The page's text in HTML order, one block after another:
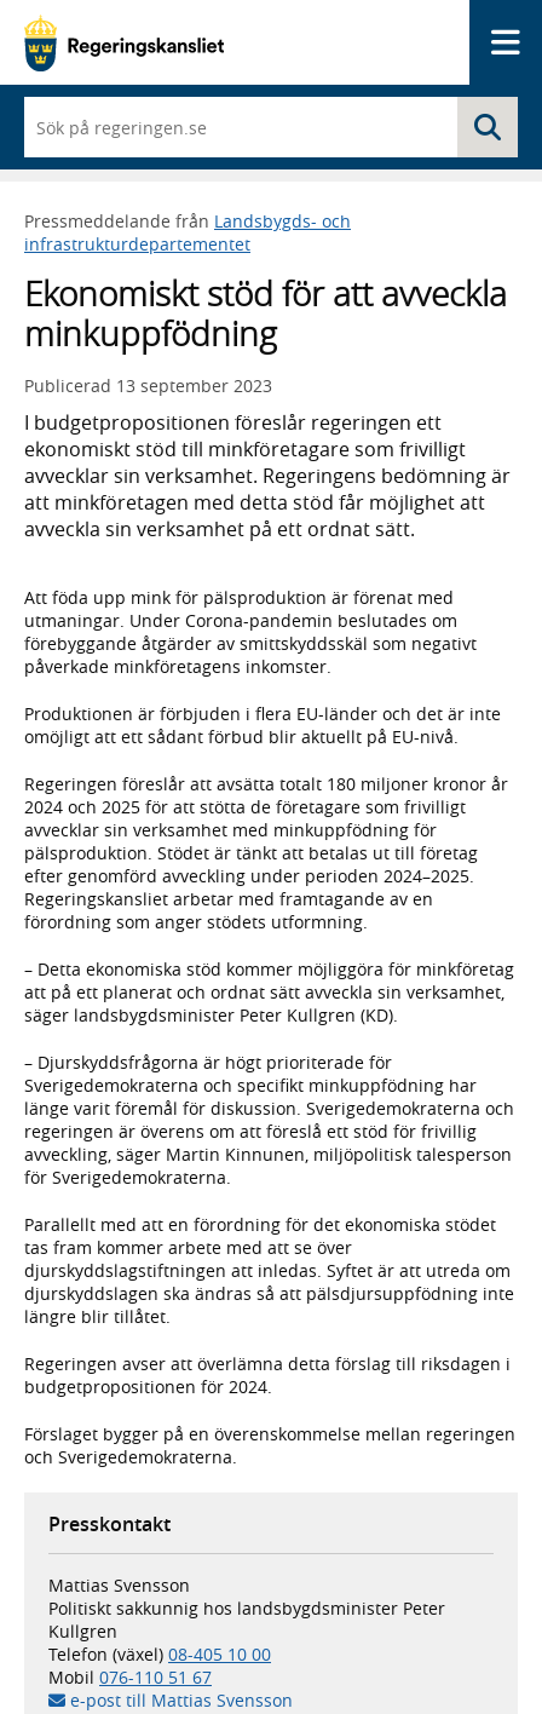
du
börjar
skriva
framträder
en
med
sökförslag
Pressmeddelande från Landsbygds- och
infrastrukturdepartementet
Ekonomiskt stöd för att avveckla
minkuppfödning
Publicerad 13 september 2023
I budgetpropositionen föreslår regeringen ett
ekonomiskt stöd till minkföretagare som frivilligt
avvecklar sin verksamhet. Regeringens bedömning är
att minkföretagen med detta stöd får möjlighet att
avveckla sin verksamhet på ett ordnat sätt.
Att föda upp mink för pälsproduktion är förenat med
utmaningar. Under Corona-pandemin beslutades om
förebyggande åtgärder av smittskyddsskäl som negativt
påverkade minkföretagens inkomster.
Produktionen är förbjuden i flera EU-länder och det är inte
omöjligt att ett sådant förbud blir aktuellt på EU-nivå.
Regeringen föreslår att avsätta totalt 180 miljoner kronor år
2024 och 2025 för att stötta de företagare som frivilligt
avvecklar sin verksamhet med minkuppfödning för
pälsproduktion. Stödet är tänkt att betalas ut till företag
efter genomförd avveckling under perioden 2024–2025.
Regeringskansliet arbetar med framtagande av en
förordning som anger stödets utformning.
– Detta ekonomiska stöd kommer möjliggöra för minkföretag
att på ett planerat och ordnat sätt avveckla sin verksamhet,
säger landsbygdsminister Peter Kullgren (KD).
– Djurskyddsfrågorna är högt prioriterade för
Sverigedemokraterna och specifikt minkuppfödning har
länge varit föremål för diskussion. Sverigedemokraterna och
regeringen är överens om att föreslå ett stöd för frivillig
avveckling, säger Martin Kinnunen, miljöpolitisk talesperson
för Sverigedemokraterna.
Parallellt med att en förordning för det ekonomiska stödet
tas fram kommer arbete med att se över
djurskyddslagstiftningen att inledas. Syftet är att utreda om
djurskyddslagen ska ändras så att pälsdjursuppfödning inte
längre blir tillåtet.
Regeringen avser att överlämna detta förslag till riksdagen i
budgetpropositionen för 2024.
Förslaget bygger på en överenskommelse mellan regeringen
och Sverigedemokraterna.
Presskontakt
Mattias Svensson
Politiskt sakkunnig hos landsbygdsminister Peter
Kullgren
Telefon (växel) 08-405 10 00
Mobil 076-110 51 67
e-post till Mattias Svensson